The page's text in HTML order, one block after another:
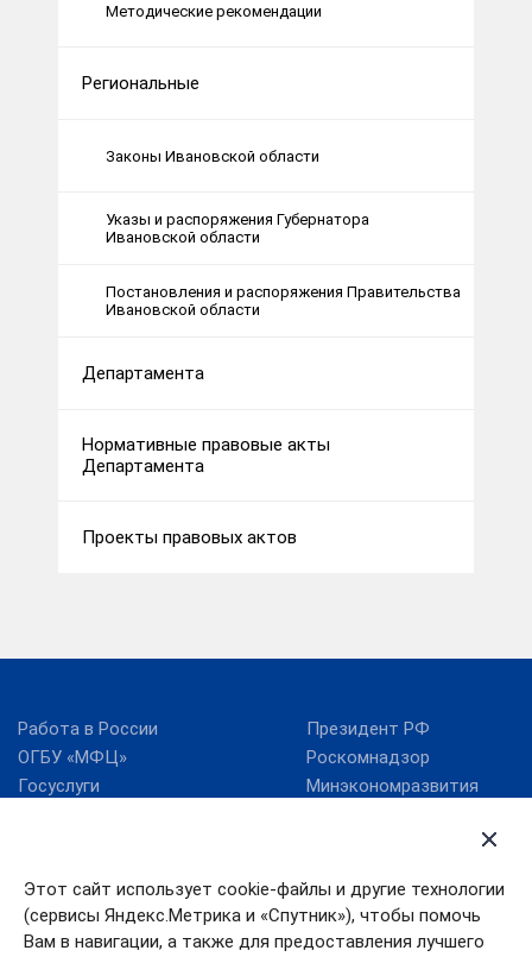
Этот сайт использует cookie-файлы и другие технологии
(сервисы Яндекс.Метрика и «Спутник»), чтобы помочь
Вам в навигации, а также для предоставления лучшего
Методические рекомендации
Региональные
Законы Ивановской области
Указы и распоряжения Губернатора
Ивановской области
Постановления и распоряжения Правительства
Ивановской области
Департамента
Нормативные правовые акты
Департамента
Проекты правовых актов
Работа в России
ОГБУ «МФЦ»
Госуслуги
Президент РФ
Роскомнадзор
Минэкономразвития
Правительство
Ивановской области
Правительство РФ
Поиск по сайту
Губернатор Ивановской
области